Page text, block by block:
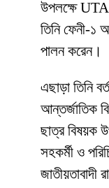
উপলক্ষে
তিনি ফেনী-১
পালন করেন।
এছাড়া তিনি
আন্তর্জাতিক
ছাত্র বিষয়ক
সহকর্মী ও
জাতীয়তাবাদী